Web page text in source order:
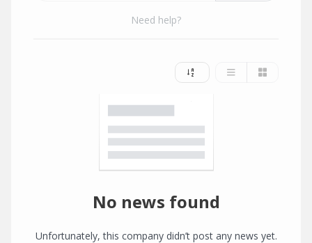
Need help?
No news found
Unfortunately, this company didn’t post any news yet.